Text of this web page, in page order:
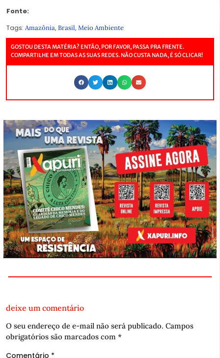
Fonte:
Tags: Amazônia, Brasil, Meio Ambiente
GOSTOU DESTA MATÉRIA? ENTÃO, POR FAVOR, PASSA PRA FRENTE.
COMPARTILHE EM TODAS AS SUAS REDES. NÃO CUSTA NADA, É SÓ CLICAR!
deixe um comentário
O seu endereço de e-mail não será publicado. Campos
obrigatórios são marcados com *
Comentário *